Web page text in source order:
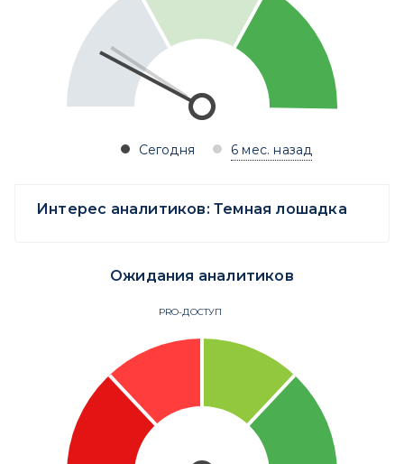
Сегодня 6 мес. назад
Интерес аналитиков: Темная лошадка
Ожидания аналитиков
PRO-ДОСТУП